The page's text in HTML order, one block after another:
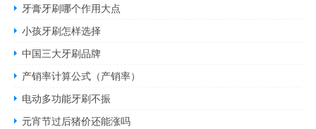
牙膏牙刷哪个作用大点
小孩牙刷怎样选择
中国三大牙刷品牌
产销率计算公式（产销率）
电动多功能牙刷不振
元宵节过后猪价还能涨吗